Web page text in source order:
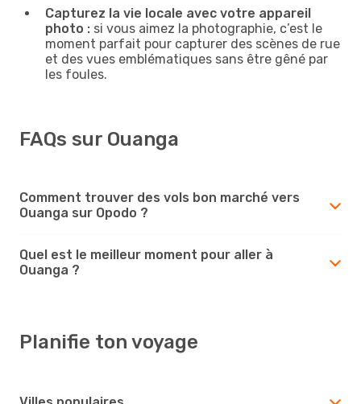
Capturez la vie locale avec votre appareil
photo : si vous aimez la photographie, c’est le
moment parfait pour capturer des scènes de rue
et des vues emblématiques sans être gêné par
les foules.
FAQs sur Ouanga
Comment trouver des vols bon marché vers
Ouanga sur Opodo ?
Quel est le meilleur moment pour aller à
Ouanga ?
Planifie ton voyage